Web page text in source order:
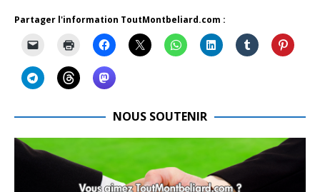
Partager l'information ToutMontbeliard.com :
NOUS SOUTENIR